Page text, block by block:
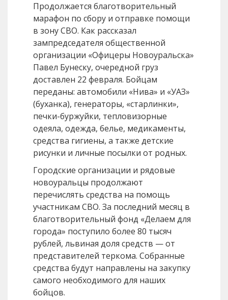
Продолжается благотворительный
марафон по сбору и отправке помощи
в зону СВО. Как рассказал
зампредседателя общественной
организации «Офицеры Новоуральска»
Павел Бунеску, очередной груз
доставлен 22 февраля. Бойцам
переданы: автомобили «Нива» и «УАЗ»
(буханка), генераторы, «старлинки»,
печки-буржуйки, тепловизорные
одеяла, одежда, белье, медикаменты,
средства гигиены, а также детские
рисунки и личные посылки от родных.
Городские организации и рядовые
новоуральцы продолжают
перечислять средства на помощь
участникам СВО. За последний месяц в
благотворительный фонд «Делаем для
города» поступило более 80 тысяч
рублей, львиная доля средств — от
представителей теркома. Собранные
средства будут направлены на закупку
самого необходимого для наших
бойцов.